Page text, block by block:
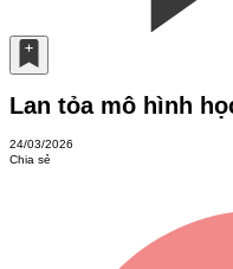
Lan tỏa mô hình
24/03/2026
Chia sẻ